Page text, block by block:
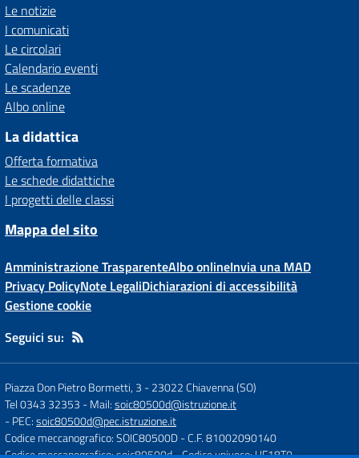
Le notizie
I comunicati
Le circolari
Calendario eventi
Le scadenze
Albo online
La didattica
Offerta formativa
Le schede didattiche
I progetti delle classi
Mappa del sito
Amministrazione TrasparenteAlbo onlineInvia una MAD
Privacy PolicyNote LegaliDichiarazioni di accessibilità
Gestione cookie
Seguici su:
Piazza Don Pietro Bormetti, 3 -23022 Chiavenna (SO)
Tel 0343 32353 - Mail:soic80500d@istruzione.it
- PEC:soic80500d@pec.istruzione.it
Codice meccanografico: SOIC80500D- C.F. 81002090140
Codice meccanografico: soic80500d- Codice univoco: UF18T0